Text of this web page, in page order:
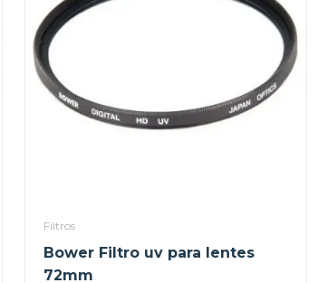
Filtros
Bower Filtro uv para lentes
72mm